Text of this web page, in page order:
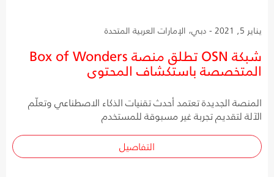
يناير 5, 2021 - دبي، الإمارات العربية المتحدة
شبكة OSN تطلق منصة Box of Wonders
المتخصصة باستكشاف المحتوى
المنصة الجديدة تعتمد أحدث تقنيات الذكاء الاصطناعي وتعلّم
الآلة لتقديم تجربة غير مسبوقة للمستخدم
التفاصيل